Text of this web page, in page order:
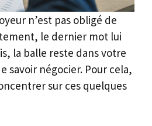
n’est pas obligé de
le dernier mot lui
la balle reste dans votre
savoir négocier. Pour cela,
sur ces quelques